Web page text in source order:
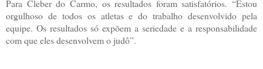
Para Cleber do Carmo, os resultados foram satisfatórios. “Estou
orgulhoso de todos os atletas e do trabalho desenvolvido pela
equipe. Os resultados só expõem a seriedade e a responsabilidade
com que eles desenvolvem o judô”.